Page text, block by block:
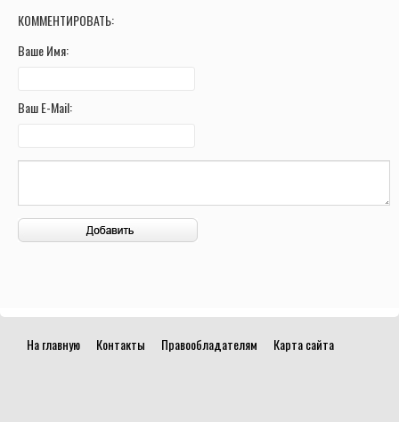
КОММЕНТИРОВАТЬ:
Ваше Имя:
Ваш E-Mail:
На главную Контакты Правообладателям Карта сайта